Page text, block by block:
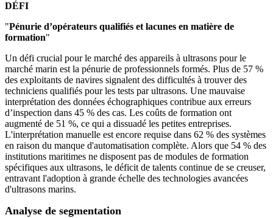
DÉFI
"Pénurie d’opérateurs qualifiés et lacunes en matière de
formation"
Un défi crucial pour le marché des appareils à ultrasons pour le
marché marin est la pénurie de professionnels formés. Plus de 57 %
des exploitants de navires signalent des difficultés à trouver des
techniciens qualifiés pour les tests par ultrasons. Une mauvaise
interprétation des données échographiques contribue aux erreurs
d’inspection dans 45 % des cas. Les coûts de formation ont
augmenté de 51 %, ce qui a dissuadé les petites entreprises.
L'interprétation manuelle est encore requise dans 62 % des systèmes
en raison du manque d'automatisation complète. Alors que 54 % des
institutions maritimes ne disposent pas de modules de formation
spécifiques aux ultrasons, le déficit de talents continue de se creuser,
entravant l'adoption à grande échelle des technologies avancées
d'ultrasons marins.
Analyse de segmentation